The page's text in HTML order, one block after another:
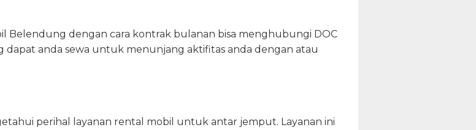
Belendung dengan cara kontrak bulanan bisa menghubungi DOC
dapat anda sewa untuk menunjang aktifitas anda dengan atau
perihal layanan rental mobil untuk antar jemput. Layanan ini